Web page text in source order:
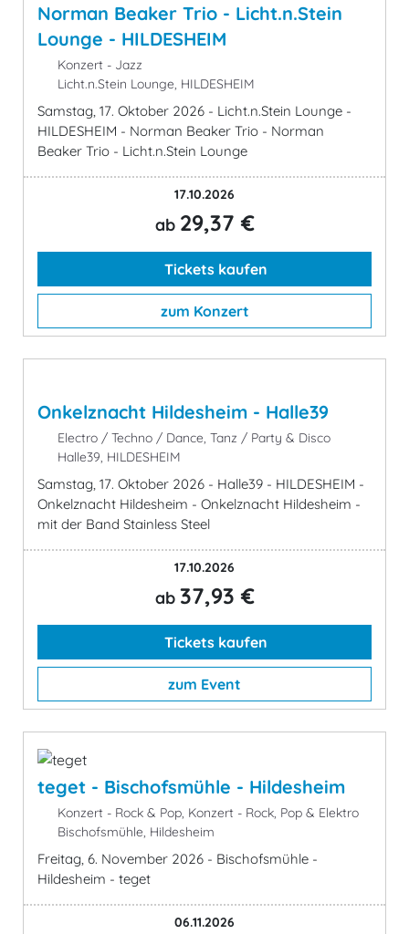
Norman Beaker Trio - Licht.n.Stein
Lounge - HILDESHEIM
Konzert - Jazz
Licht.n.Stein Lounge, HILDESHEIM
Samstag, 17. Oktober 2026 - Licht.n.Stein Lounge -
HILDESHEIM - Norman Beaker Trio - Norman
Beaker Trio - Licht.n.Stein Lounge
17.10.2026
ab 29,37 €
Tickets kaufen
zum Konzert
Onkelznacht Hildesheim - Halle39
Electro / Techno / Dance, Tanz / Party & Disco
Halle39, HILDESHEIM
Samstag, 17. Oktober 2026 - Halle39 - HILDESHEIM -
Onkelznacht Hildesheim - Onkelznacht Hildesheim -
mit der Band Stainless Steel
17.10.2026
ab 37,93 €
Tickets kaufen
zum Event
teget - Bischofsmühle - Hildesheim
Konzert - Rock & Pop, Konzert - Rock, Pop & Elektro
Bischofsmühle, Hildesheim
Freitag, 6. November 2026 - Bischofsmühle -
Hildesheim - teget
06.11.2026